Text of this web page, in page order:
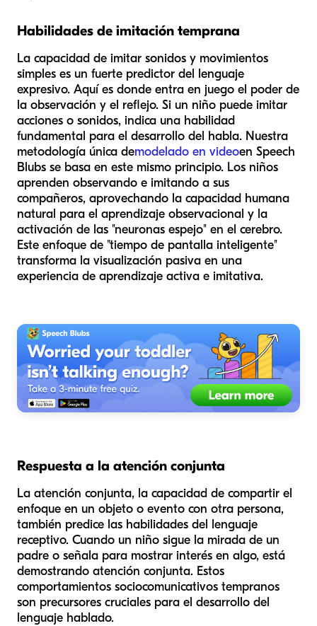
Habilidades de imitación temprana
La capacidad de imitar sonidos y movimientos
simples es un fuerte predictor del lenguaje
expresivo. Aquí es donde entra en juego el poder de
la observación y el reflejo. Si un niño puede imitar
acciones o sonidos, indica una habilidad
fundamental para el desarrollo del habla. Nuestra
metodología única demodelado en videoen Speech
Blubs se basa en este mismo principio. Los niños
aprenden observando e imitando a sus
compañeros, aprovechando la capacidad humana
natural para el aprendizaje observacional y la
activación de las "neuronas espejo" en el cerebro.
Este enfoque de "tiempo de pantalla inteligente"
transforma la visualización pasiva en una
experiencia de aprendizaje activa e imitativa.
Respuesta a la atención conjunta
La atención conjunta, la capacidad de compartir el
enfoque en un objeto o evento con otra persona,
también predice las habilidades del lenguaje
receptivo. Cuando un niño sigue la mirada de un
padre o señala para mostrar interés en algo, está
demostrando atención conjunta. Estos
comportamientos sociocomunicativos tempranos
son precursores cruciales para el desarrollo del
lenguaje hablado.